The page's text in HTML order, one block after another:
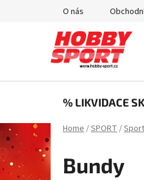
O nás
% LIKVIDACE
Home/SPORT/
Bundy